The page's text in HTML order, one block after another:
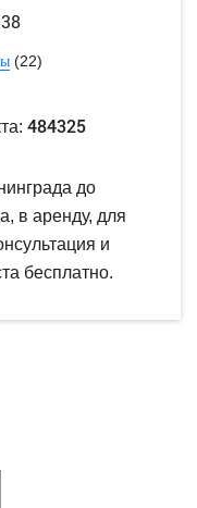
(22)
484325
до
в аренду, для
и
бесплатно.